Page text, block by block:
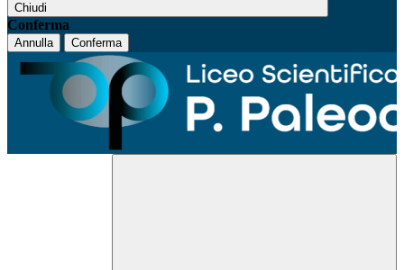
Chiudi
Conferma
Annulla Conferma